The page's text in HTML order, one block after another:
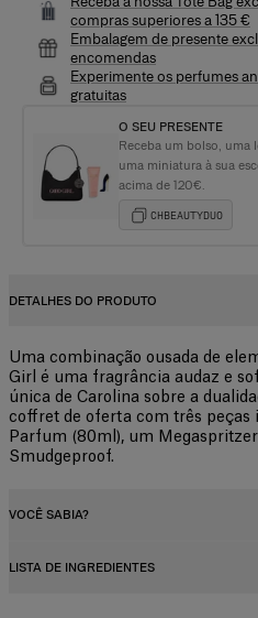
compras superiores a 135 €
Embalagem de presente
encomendas
Experimente os perfumes
gratuitas
O SEU PRESENTE
Receba um bolso,
uma miniatura à sua
acima de 120€.
CHBEAUTYDUO
DETALHES DO PRODUTO
Uma combinação ousada de
Girl é uma fragrância audaz e
única de Carolina sobre a
coffret de oferta com três peças
Parfum (80ml), um
Smudgeproof.
VOCÊ SABIA?
Concentração da fragrância
LISTA DE INGREDIENTES